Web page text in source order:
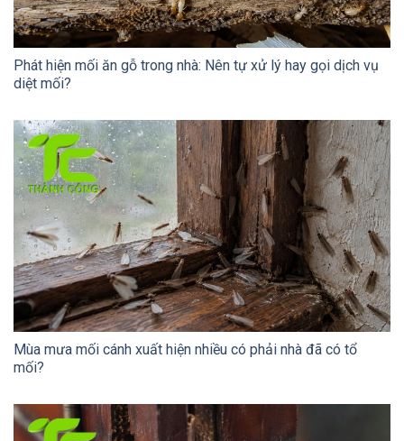
Phát hiện mối ăn gỗ trong nhà: Nên tự xử lý hay gọi dịch vụ
diệt mối?
Mùa mưa mối cánh xuất hiện nhiều có phải nhà đã có tổ
mối?